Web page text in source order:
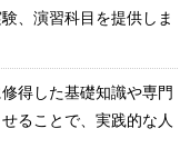
、演習科目を提供しま
得した基礎知識や専門
ることで、実践的な人